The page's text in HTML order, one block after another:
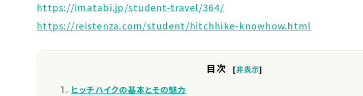
https://imatabi.jp/student-travel/364/
https://reistenza.com/student/hitchhike-knowhow.html
目次 [非表示]
ヒッチハイクの基本とその魅力